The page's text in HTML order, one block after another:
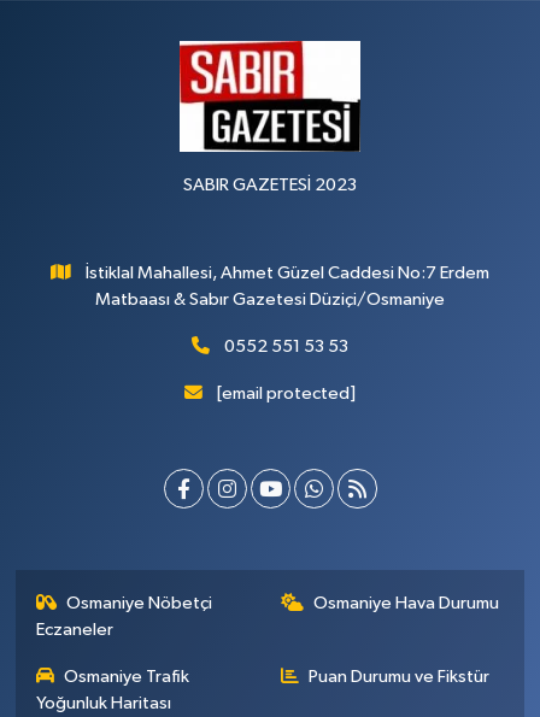
SABIR GAZETESİ 2023
İstiklal Mahallesi, Ahmet Güzel Caddesi No:7 Erdem
Matbaası & Sabır Gazetesi Düziçi/Osmaniye
0552 551 53 53
[email protected]
Osmaniye Nöbetçi
Eczaneler
Osmaniye Hava Durumu
Osmaniye Trafik
Yoğunluk Haritası
Puan Durumu ve Fikstür